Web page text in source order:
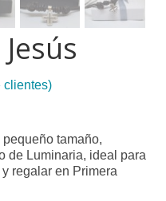
clientes)
tamaño,
de Luminaria, ideal para
regalar en Primera